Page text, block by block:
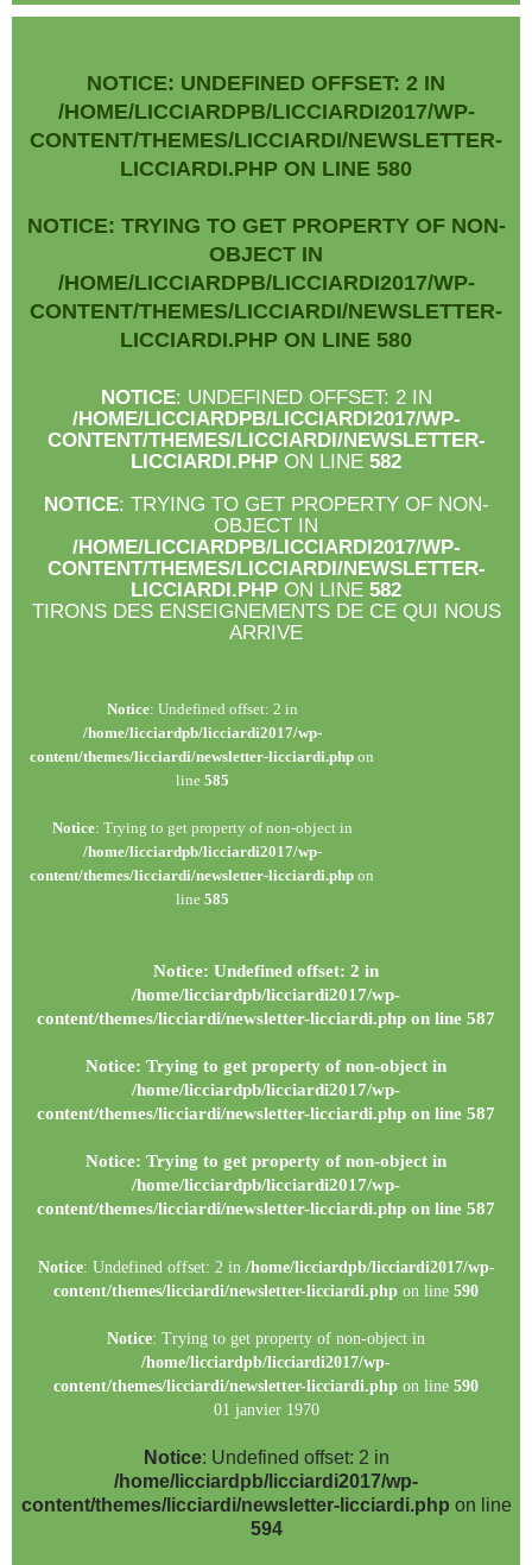
NOTICE: UNDEFINED OFFSET: 2 IN
/HOME/LICCIARDPB/LICCIARDI2017/WP-
CONTENT/THEMES/LICCIARDI/NEWSLETTER-
LICCIARDI.PHP ON LINE 580
NOTICE: TRYING TO GET PROPERTY OF NON-
OBJECT IN
/HOME/LICCIARDPB/LICCIARDI2017/WP-
CONTENT/THEMES/LICCIARDI/NEWSLETTER-
LICCIARDI.PHP ON LINE 580
NOTICE: UNDEFINED OFFSET: 2 IN
/HOME/LICCIARDPB/LICCIARDI2017/WP-
CONTENT/THEMES/LICCIARDI/NEWSLETTER-
LICCIARDI.PHP ON LINE 582
NOTICE: TRYING TO GET PROPERTY OF NON-
OBJECT IN
/HOME/LICCIARDPB/LICCIARDI2017/WP-
CONTENT/THEMES/LICCIARDI/NEWSLETTER-
LICCIARDI.PHP ON LINE 582
TIRONS DES ENSEIGNEMENTS DE CE QUI NOUS
ARRIVE
Notice: Undefined offset: 2 in
/home/licciardpb/licciardi2017/wp-
content/themes/licciardi/newsletter-licciardi.php on
line 585
Notice: Trying to get property of non-object in
/home/licciardpb/licciardi2017/wp-
content/themes/licciardi/newsletter-licciardi.php on
line 585
Notice: Undefined offset: 2 in
/home/licciardpb/licciardi2017/wp-
content/themes/licciardi/newsletter-licciardi.php on line 587
Notice: Trying to get property of non-object in
/home/licciardpb/licciardi2017/wp-
content/themes/licciardi/newsletter-licciardi.php on line 587
Notice: Trying to get property of non-object in
/home/licciardpb/licciardi2017/wp-
content/themes/licciardi/newsletter-licciardi.php on line 587
Notice: Undefined offset: 2 in /home/licciardpb/licciardi2017/wp-
content/themes/licciardi/newsletter-licciardi.php on line 590
Notice: Trying to get property of non-object in
/home/licciardpb/licciardi2017/wp-
content/themes/licciardi/newsletter-licciardi.php on line 590
01 janvier 1970
Notice: Undefined offset: 2 in
/home/licciardpb/licciardi2017/wp-
content/themes/licciardi/newsletter-licciardi.php on line
594